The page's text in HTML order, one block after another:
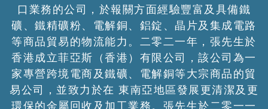
口業務的公司，於報關方面經驗豐富及具備鐵
礦、鐵精礦粉、電解銅、鋁錠、晶片及集成電路
等商品貿易的物流能力。二零二一年，張先生於
香港成立菲亞斯（香港）有限公司，該公司為一
家專營跨境電商及鐵礦、電解銅等大宗商品的貿
易公司，並致力於在 東南亞地區發展更清潔及更
環保的金屬回收及加工業務。張先生於二零一一